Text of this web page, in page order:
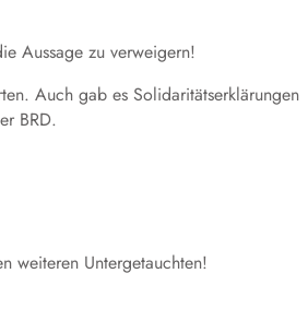
Aussage zu verweigern!
Auch gab es Solidaritätserklärungen
BRD.
weiteren Untergetauchten!